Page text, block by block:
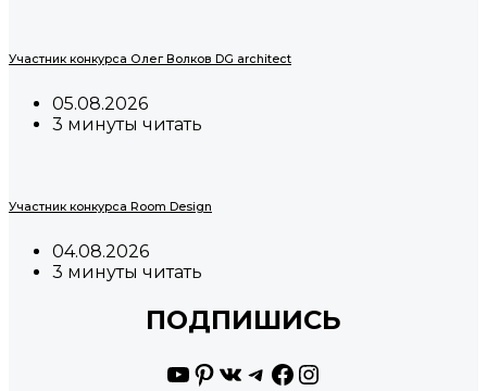
Участник конкурса Олег Волков DG architect
05.08.2026
3 минуты читать
Участник конкурса Room Design
04.08.2026
3 минуты читать
ПОДПИШИСЬ
YouTube
Pinterest
ВКонтакте
Telegram
Facebook
Instagram